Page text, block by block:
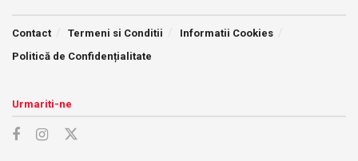
Contact Termeni si Conditii
Informatii Cookies
Politică de Confidențialitate
Urmariti-ne